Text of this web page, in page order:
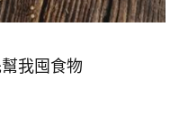
我囤食物